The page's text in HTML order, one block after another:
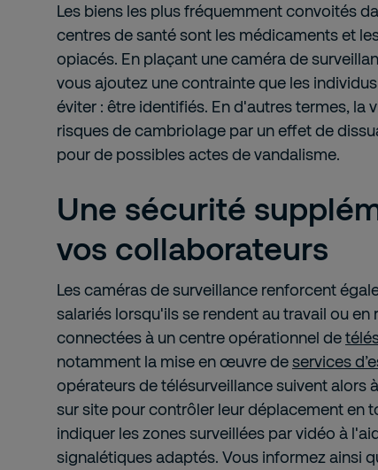
Les biens les plus fréquemment convoités
centres de santé sont les médicaments et
opiacés. En plaçant une caméra de
vous ajoutez une contrainte que les
éviter : être identifiés. En d'autres termes, la
risques de cambriolage par un effet de
pour de possibles actes de vandalisme.
Une sécurité
vos collaborateurs
Les caméras de surveillance renforcent
salariés lorsqu'ils se rendent au travail ou
connectées à un centre opérationnel de
notamment la mise en œuvre deservices
opérateurs de télésurveillance suivent alors
sur site pour contrôler leur déplacement en
indiquer les zones surveillées par vidéo à
signalétiques adaptés. Vous informez ainsi